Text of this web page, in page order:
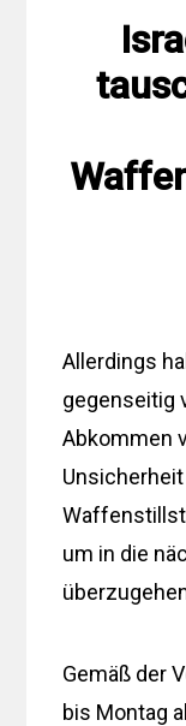
Allerdings
gegenseitig
Abkommen
um in die
Gemäß der
bis Montag